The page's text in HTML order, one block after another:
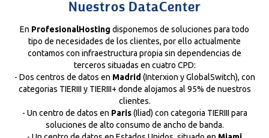
Nuestros DataCenter
En ProfesionalHosting disponemos de soluciones para todo
tipo de necesidades de los clientes, por ello actualmente
contamos con infraestructura propia sin dependencias de
terceros situadas en cuatro CPD:
- Dos centros de datos en Madrid (Interxion y GlobalSwitch), con
categorias TIERIII y TIERIII+ donde alojamos al 95% de nuestros
clientes.
- Un centro de datos en Paris(Iliad) con categoria TIERIII para
soluciones de alto consumo de ancho de banda.